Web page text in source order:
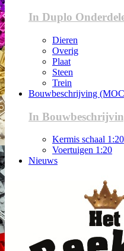
In Duplo
Dieren
Overig
Plaat
Steen
Trein
Bouwbeschrijving
In
Kermis schaal 1:20
Voertuigen 1:20
Nieuws